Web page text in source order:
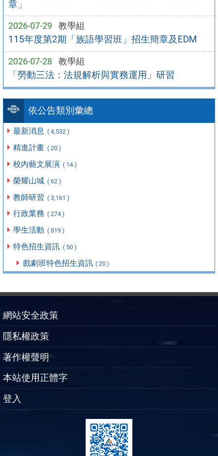
章」
2026-07-29 教學組
115年度第2期「族語學習班」招生簡章及EDM
2026-07-28 教學組
「勞動三法：法規解析與實務運用」研習
依公告類別彙總
最新消息 ( 4,532 )
精進計畫 ( 20 )
校內藝文展演 ( 14 )
榮耀山城 ( 62 )
教師研習 ( 3,161 )
行政業務 ( 274 )
學生活動 ( 819 )
特色招生資訊 ( 50 )
戲劇班特色招生資訊 ( 20 )
網站安全政策
隱私權政策
著作權聲明
本站使用正體字
登入